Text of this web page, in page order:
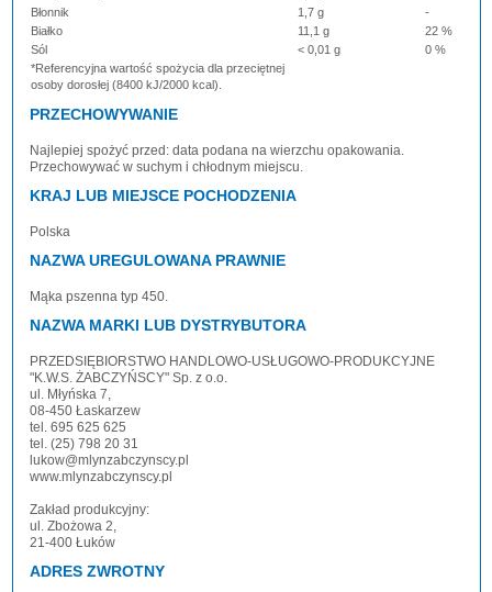
Błonnik
1,7 g
-
Białko
11,1 g
22 %
Sól
< 0,01 g
0 %
*Referencyjna wartość spożycia dla przeciętnej
osoby dorosłej (8400 kJ/2000 kcal).
PRZECHOWYWANIE
Najlepiej spożyć przed: data podana na wierzchu opakowania.
Przechowywać w suchym i chłodnym miejscu.
KRAJ LUB MIEJSCE POCHODZENIA
Polska
NAZWA UREGULOWANA PRAWNIE
Mąka pszenna typ 450.
NAZWA MARKI LUB DYSTRYBUTORA
PRZEDSIĘBIORSTWO HANDLOWO-USŁUGOWO-PRODUKCYJNE
"K.W.S. ŻABCZYŃSCY" Sp. z o.o.
ul. Młyńska 7,
08-450 Łaskarzew
tel. 695 625 625
tel. (25) 798 20 31
lukow@mlynzabczynscy.pl
www.mlynzabczynscy.pl
Zakład produkcyjny:
ul. Zbożowa 2,
21-400 Łuków
ADRES ZWROTNY